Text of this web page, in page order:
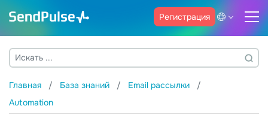
Регистрация
Главная База знаний
Email рассылки
Automation